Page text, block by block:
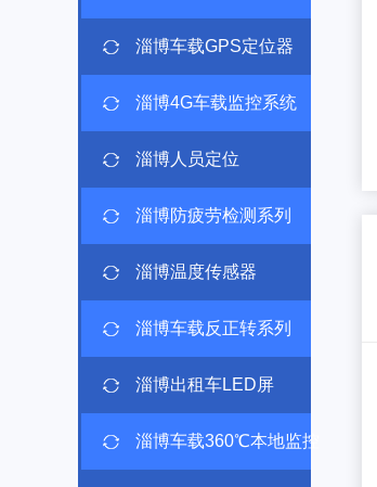
淄博车载GPS定位器
淄博4G车载监控系统
淄博人员定位
淄博防疲劳检测系列
淄博温度传感器
淄博车载反正转系列
淄博出租车LED屏
淄博车载360℃本地监控